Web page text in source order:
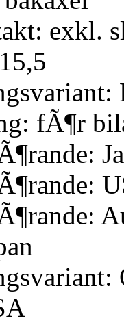
exkl.
fÃ¶r